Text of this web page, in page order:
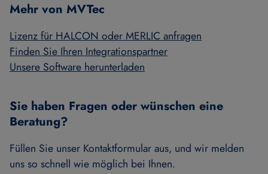
Mehr von MVTec
Lizenz für HALCON oder MERLIC anfragen
Finden Sie Ihren Integrationspartner
Unsere Software herunterladen
Sie haben Fragen oder wünschen eine
Beratung?
Füllen Sie unser Kontaktformular aus, und wir melden
uns so schnell wie möglich bei Ihnen.